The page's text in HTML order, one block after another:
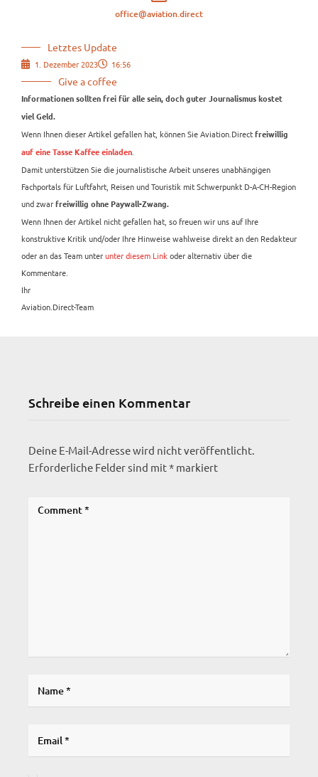
office@aviation.direct
Letztes Update
1. Dezember 2023 16:56
Give a coffee
Informationen sollten frei für alle sein, doch guter Journalismus kostet
viel Geld.
Wenn Ihnen dieser Artikel gefallen hat, können Sie Aviation.Direct freiwillig
auf eine Tasse Kaffee einladen
Damit unterstützen Sie die journalistische Arbeit unseres unabhängigen
Fachportals für Luftfahrt, Reisen und Touristik mit Schwerpunkt D-A-CH-Region
und zwar freiwillig ohne Paywall-Zwang.
Wenn Ihnen der Artikel nicht gefallen hat, so freuen wir uns auf Ihre
konstruktive Kritik und/oder Ihre Hinweise wahlweise direkt an den Redakteur
oder an das Team unterunter diesem Link oder alternativ über die
Kommentare.
Ihr
Aviation.Direct-Team
Schreibe einen Kommentar
Deine E-Mail-Adresse wird nicht veröffentlicht.
Erforderliche Felder sind mit* markiert